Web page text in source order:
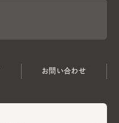
お問い合わせ